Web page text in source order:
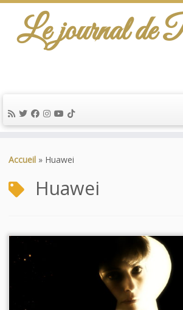
au
Le journal de
Accueil » Huawei
Huawei